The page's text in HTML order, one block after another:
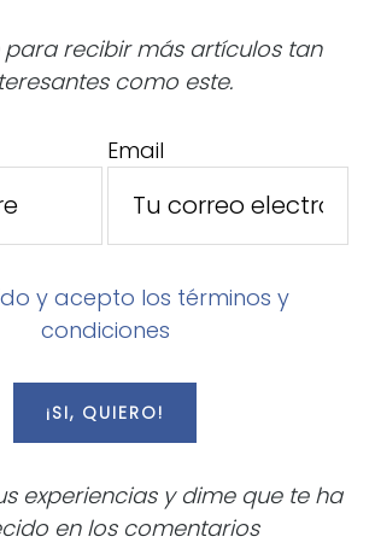
para recibir más artículos tan
como este.
Email
y acepto los términos y
condiciones
experiencias y dime que te ha
en los comentarios